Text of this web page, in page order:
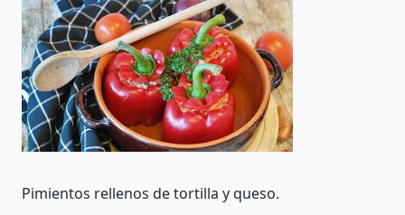
Pimientos rellenos de tortilla y queso.